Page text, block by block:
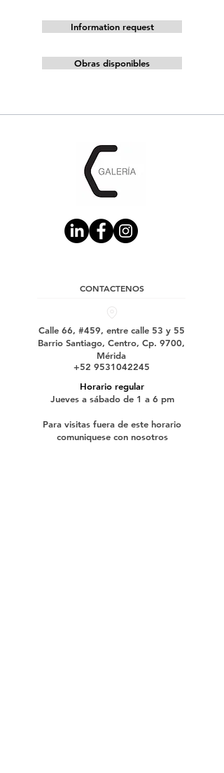
Information request
Obras disponibles
CONTACTENOS
Calle 66, #459, entre calle 53 y 55
Barrio Santiago, Centro, Cp. 9700,
Mérida
+52 9531042245
Horario regular
Jueves a sábado de 1 a 6 pm
Para visitas fuera de este horario
comuniquese con nosotros